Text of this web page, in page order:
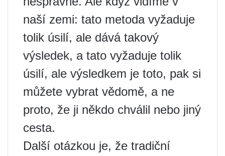
naší zemi: tato metoda vyžaduje
tolik úsilí, ale dává takový
výsledek, a tato vyžaduje tolik
úsilí, ale výsledkem je toto, pak si
můžete vybrat vědomě, a ne
proto, že ji někdo chválil nebo jiný
cesta.
Další otázkou je, že tradiční